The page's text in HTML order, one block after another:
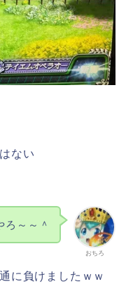
ない
おちろ
ろ～～＾
に負けましたｗｗ